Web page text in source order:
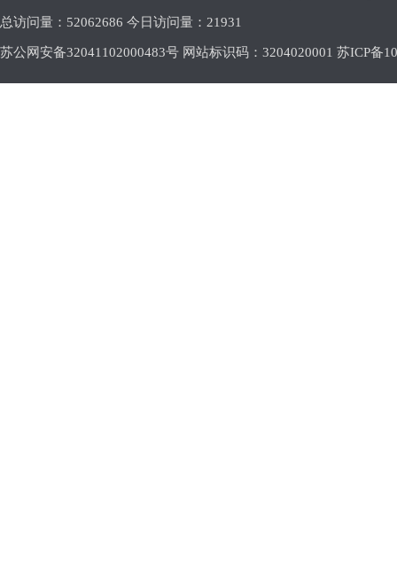
总访问量： 52062686 今日访问量： 21931
苏公网安备32041102000483号 网站标识码：3204020001 苏ICP备